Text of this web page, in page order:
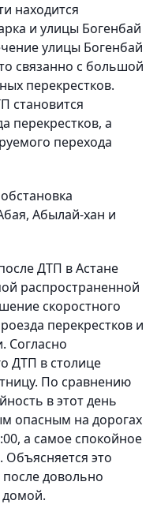
находится
и улицы Богенбай
улицы Богенбай
связанно с большой
перекрестков.
становится
перекрестков, а
перехода
Абылай-хан и
ДТП в Астане
распространенной
скоростного
перекрестков и
Согласно
ДТП в столице
По сравнению
в этот день
опасным на дорогах
а самое спокойное
Объясняется это
довольно
домой.